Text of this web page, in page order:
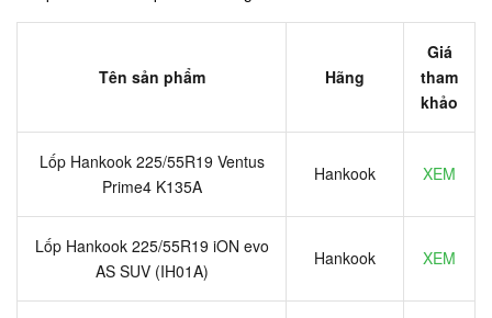
Tên sản phẩm Hãng
Giá
tham
khảo
Lốp Hankook 225/55R19 Ventus
Prime4 K135A
Hankook XEM
Lốp Hankook 225/55R19 iON evo
AS SUV (IH01A)
Hankook XEM